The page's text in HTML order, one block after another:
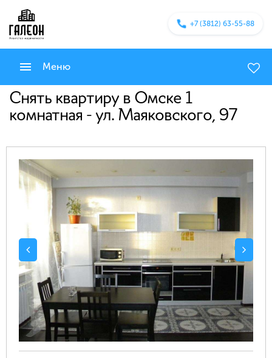
+7 (3812) 63-55-88
Меню
Снять квартиру в Омске 1
комнатная - ул. Маяковского, 97